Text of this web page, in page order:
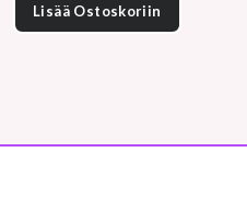
Lisää Ostoskoriin